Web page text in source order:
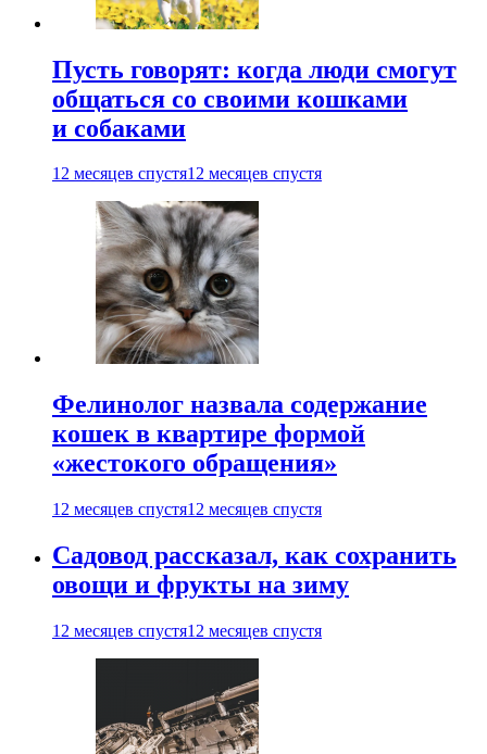
Пусть говорят: когда люди смогут
общаться со своими кошками
и собаками
12 месяцев спустя12 месяцев спустя
Фелинолог назвала содержание
кошек в квартире формой
«жестокого обращения»
12 месяцев спустя12 месяцев спустя
Садовод рассказал, как сохранить
овощи и фрукты на зиму
12 месяцев спустя12 месяцев спустя